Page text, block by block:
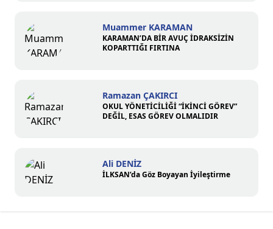
Muammer KARAMAN
KARAMAN’DA BİR AVUÇ İDRAKSİZİN
KOPARTTIĞI FIRTINA
Ramazan ÇAKIRCI
OKUL YÖNETİCİLİĞİ “İKİNCİ GÖREV”
DEĞİL, ESAS GÖREV OLMALIDIR
Ali DENİZ
İLKSAN’da Göz Boyayan İyileştirme